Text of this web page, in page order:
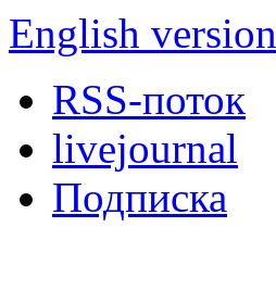
English version
RSS-поток
livejournal
Подписка